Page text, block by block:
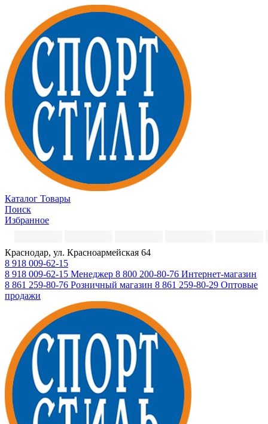
Каталог Товары
Поиск
Избранное
Краснодар, ул. Красноармейская 64
8 918 009-62-15
8 918 009-62-15 Менеджер 8 800 200-80-76 Интернет-магазин
8 861 259-80-76 Розничный магазин 8 861 259-80-29 Оптовые
продажи